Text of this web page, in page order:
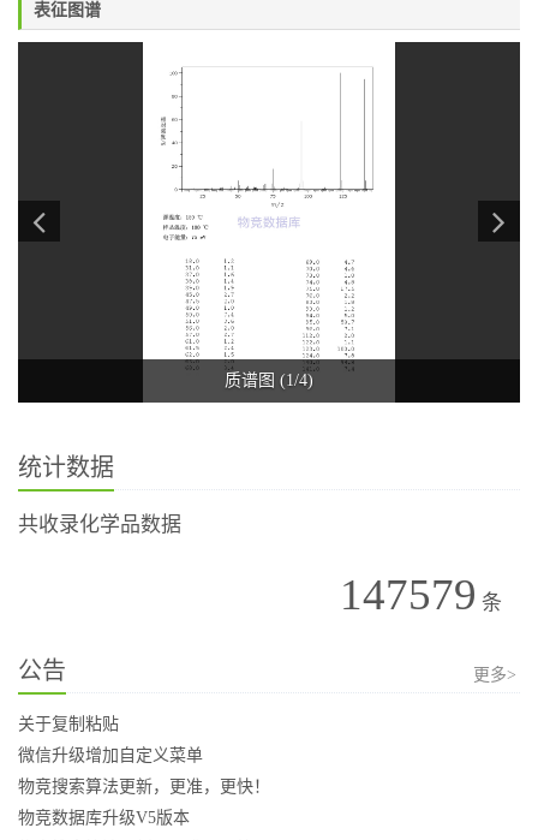
表征图谱
质谱图 (1/4)
统计数据
共收录化学品数据
147579 条
公告 更多>
关于复制粘贴
微信升级增加自定义菜单
物竞搜索算法更新，更准，更快！
物竞数据库升级V5版本